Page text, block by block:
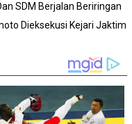
SDM Berjalan Beriringan
Dieksekusi Kejari Jaktim